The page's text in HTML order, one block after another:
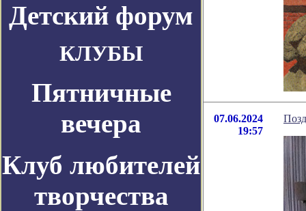
Детский форум
КЛУБЫ
Пятничные
вечера
Клуб любителей
творчества
07.06.2024
19:57